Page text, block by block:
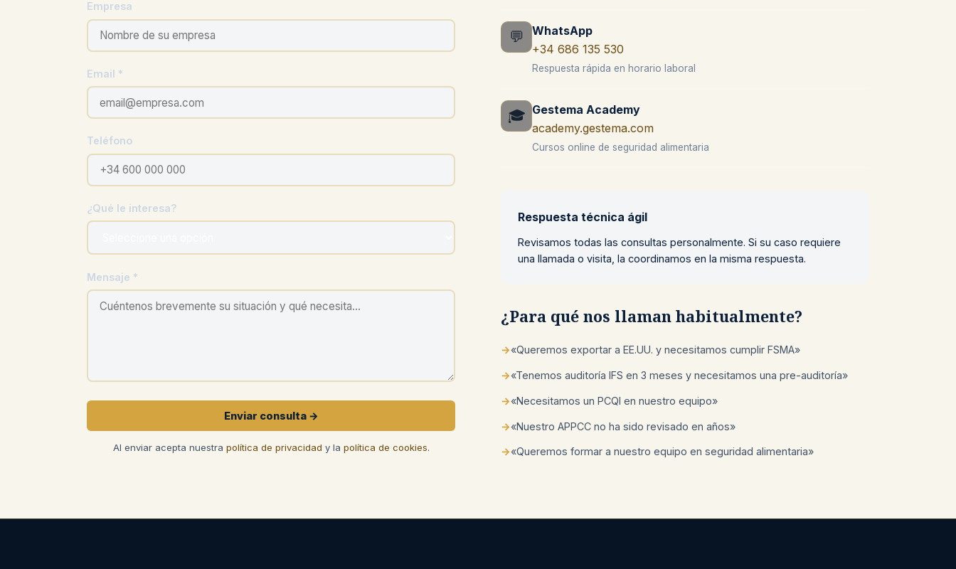
Empresa
Email *
Teléfono
¿Qué le interesa?
Mensaje *
Enviar consulta →
Al enviar acepta nuestra política de privacidad y la política de cookies.
💬
WhatsApp
+34 686 135 530
Respuesta rápida en horario laboral
🎓 Gestema Academy
academy.gestema.com
Cursos online de seguridad alimentaria
Respuesta técnica ágil
Revisamos todas las consultas personalmente. Si su caso requiere
una llamada o visita, la coordinamos en la misma respuesta.
¿Para qué nos llaman habitualmente?
→«Queremos exportar a EE.UU. y necesitamos cumplir FSMA»
→«Tenemos auditoría IFS en 3 meses y necesitamos una pre-auditoría»
→«Necesitamos un PCQI en nuestro equipo»
→«Nuestro APPCC no ha sido revisado en años»
→«Queremos formar a nuestro equipo en seguridad alimentaria»